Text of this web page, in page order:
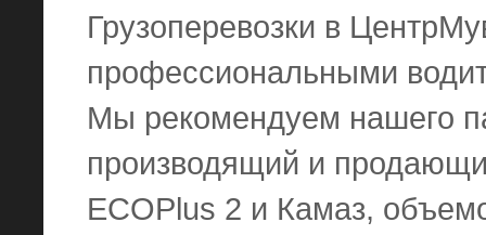
Грузоперевозки в
профессиональными
Мы рекомендуем нашего
производящий и
ECOPlus 2 и Камаз,